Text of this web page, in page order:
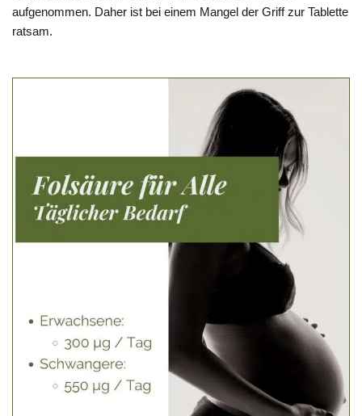
aufgenommen. Daher ist bei einem Mangel der Griff zur Tablette
ratsam.